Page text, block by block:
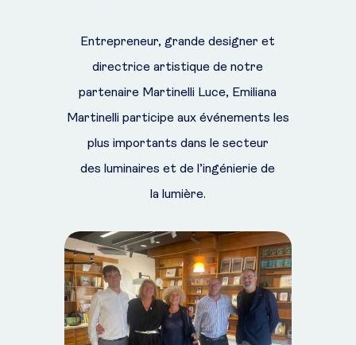
Entrepreneur, grande designer et
directrice artistique de notre
partenaire Martinelli Luce, Emiliana
Martinelli participe aux événements les
plus importants dans le secteur
des luminaires et de l’ingénierie de
la lumière.